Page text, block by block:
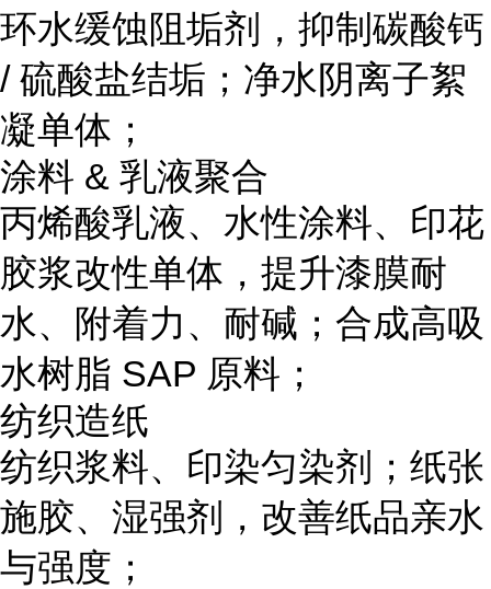
环水缓蚀阻垢剂，抑制碳酸钙
/ 硫酸盐结垢；净水阴离子絮
凝单体；
涂料 & 乳液聚合
丙烯酸乳液、水性涂料、印花
胶浆改性单体，提升漆膜耐
水、附着力、耐碱；合成高吸
水树脂 SAP 原料；
纺织造纸
纺织浆料、印染匀染剂；纸张
施胶、湿强剂，改善纸品亲水
与强度；